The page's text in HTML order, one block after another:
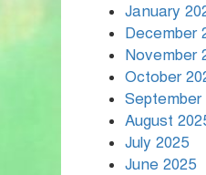
January
December
November
October
September
August
July 2025
June 2025